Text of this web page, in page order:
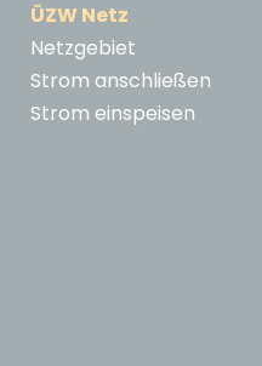
ÜZW Netz
Netzgebiet
Strom anschließen
Strom einspeisen